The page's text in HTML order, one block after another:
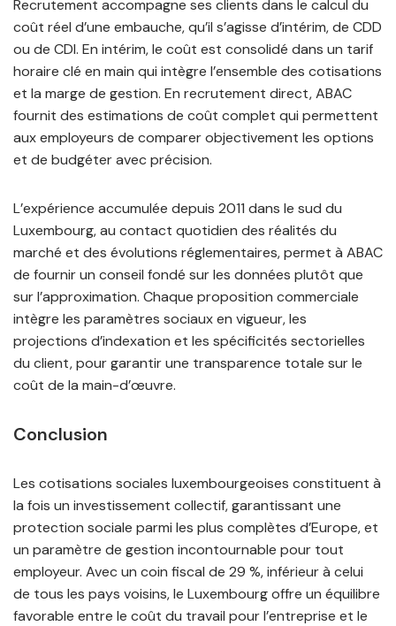
Recrutement accompagne ses clients dans le calcul du
coût réel d’une embauche, qu’il s’agisse d’intérim, de CDD
ou de CDI. En intérim, le coût est consolidé dans un tarif
horaire clé en main qui intègre l’ensemble des cotisations
et la marge de gestion. En recrutement direct, ABAC
fournit des estimations de coût complet qui permettent
aux employeurs de comparer objectivement les options
et de budgéter avec précision.
L’expérience accumulée depuis 2011 dans le sud du
Luxembourg, au contact quotidien des réalités du
marché et des évolutions réglementaires, permet à ABAC
de fournir un conseil fondé sur les données plutôt que
sur l’approximation. Chaque proposition commerciale
intègre les paramètres sociaux en vigueur, les
projections d’indexation et les spécificités sectorielles
du client, pour garantir une transparence totale sur le
coût de la main-d’œuvre.
Conclusion
Les cotisations sociales luxembourgeoises constituent à
la fois un investissement collectif, garantissant une
protection sociale parmi les plus complètes d’Europe, et
un paramètre de gestion incontournable pour tout
employeur. Avec un coin fiscal de 29 %, inférieur à celui
de tous les pays voisins, le Luxembourg offre un équilibre
favorable entre le coût du travail pour l’entreprise et le